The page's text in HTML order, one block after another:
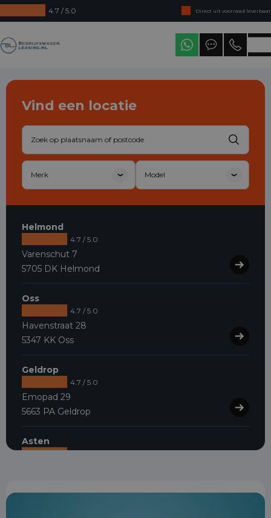
4.7 / 5.0
Direct uit voorraad leverbaar
Levering in heel Nederland
Vind een locatie
Helmond
4.7 / 5.0
Varenschut 7
5705 DK Helmond
Oss
4.7 / 5.0
Havenstraat 28
5347 KK Oss
Geldrop
4.7 / 5.0
Emopad 29
5663 PA Geldrop
Asten